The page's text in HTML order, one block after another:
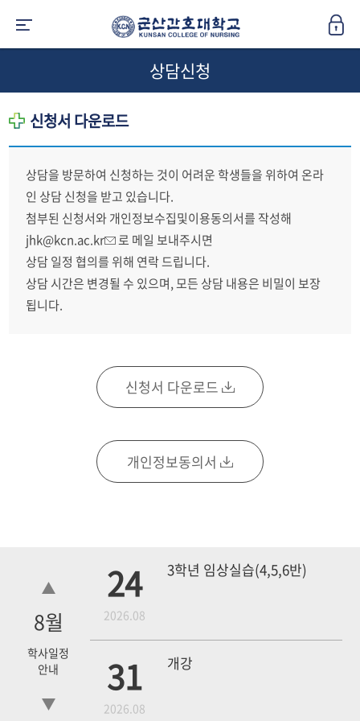
상담신청
신청서 다운로드
상담을 방문하여 신청하는 것이 어려운 학생들을 위하여 온라
인 상담 신청을 받고 있습니다.
첨부된 신청서와 개인정보수집및이용동의서를 작성해
jhk@kcn.ac.kr
로 메일 보내주시면
상담 일정 협의를 위해 연락 드립니다.
상담 시간은 변경될 수 있으며, 모든 상담 내용은 비밀이 보장
됩니다.
신청서 다운로드
개인정보동의서
8월
학사일정
안내
24
2026.08
3학년 임상실습(4,5,6반)
31
2026.08
개강